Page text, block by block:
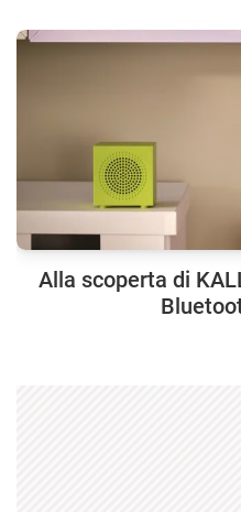
Alla scoperta di